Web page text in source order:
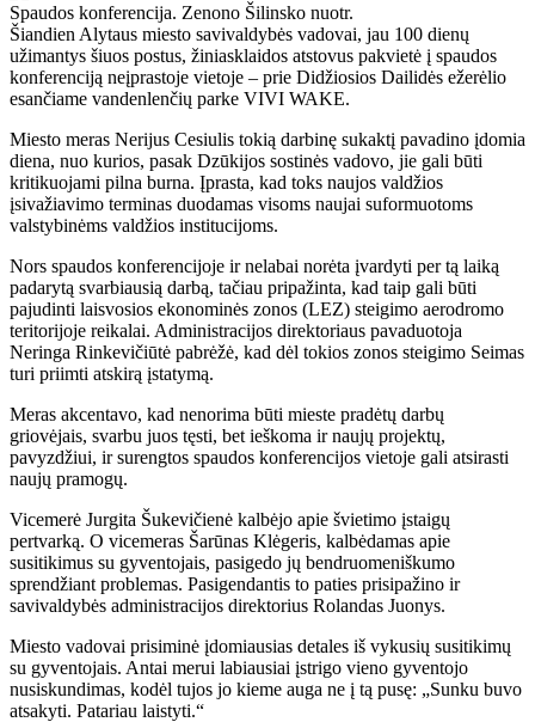
Spaudos konferencija. Zenono Šilinsko nuotr.
Šiandien Alytaus miesto savivaldybės vadovai, jau 100 dienų
užimantys šiuos postus, žiniasklaidos atstovus pakvietė į spaudos
konferenciją neįprastoje vietoje – prie Didžiosios Dailidės ežerėlio
esančiame vandenlenčių parke VIVI WAKE.
Miesto meras Nerijus Cesiulis tokią darbinę sukaktį pavadino įdomia
diena, nuo kurios, pasak Dzūkijos sostinės vadovo, jie gali būti
kritikuojami pilna burna. Įprasta, kad toks naujos valdžios
įsivažiavimo terminas duodamas visoms naujai suformuotoms
valstybinėms valdžios institucijoms.
Nors spaudos konferencijoje ir nelabai norėta įvardyti per tą laiką
padarytą svarbiausią darbą, tačiau pripažinta, kad taip gali būti
pajudinti laisvosios ekonominės zonos (LEZ) steigimo aerodromo
teritorijoje reikalai. Administracijos direktoriaus pavaduotoja
Neringa Rinkevičiūtė pabrėžė, kad dėl tokios zonos steigimo Seimas
turi priimti atskirą įstatymą.
Meras akcentavo, kad nenorima būti mieste pradėtų darbų
griovėjais, svarbu juos tęsti, bet ieškoma ir naujų projektų,
pavyzdžiui, ir surengtos spaudos konferencijos vietoje gali atsirasti
naujų pramogų.
Vicemerė Jurgita Šukevičienė kalbėjo apie švietimo įstaigų
pertvarką. O vicemeras Šarūnas Klėgeris, kalbėdamas apie
susitikimus su gyventojais, pasigedo jų bendruomeniškumo
sprendžiant problemas. Pasigendantis to paties prisipažino ir
savivaldybės administracijos direktorius Rolandas Juonys.
Miesto vadovai prisiminė įdomiausias detales iš vykusių susitikimų
su gyventojais. Antai merui labiausiai įstrigo vieno gyventojo
nusiskundimas, kodėl tujos jo kieme auga ne į tą pusę: „Sunku buvo
atsakyti. Patariau laistyti.“